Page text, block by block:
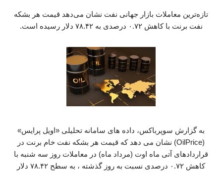
تازه‌ترین معاملات بازار جهانی نفت نشان می‌دهد قیمت هر بشکه
نفت برنت با کاهش ۰.۷۲ درصدی به ۷۸.۴۲ دلار رسیده است.
به گزارش سوپرباکس، داده های سامانه تحلیلی «اویل پرایس»
(OilPrice) نشان می دهد که قیمت هر بشکه نفت خام برنت در
قراردادهای آتی ماه اوت (مرداد ماه) در معاملات روز سه شنبه با
کاهش ۰.۷۲ درصدی نسبت به روز گذشته ، به سطح ۷۸.۴۲ دلار